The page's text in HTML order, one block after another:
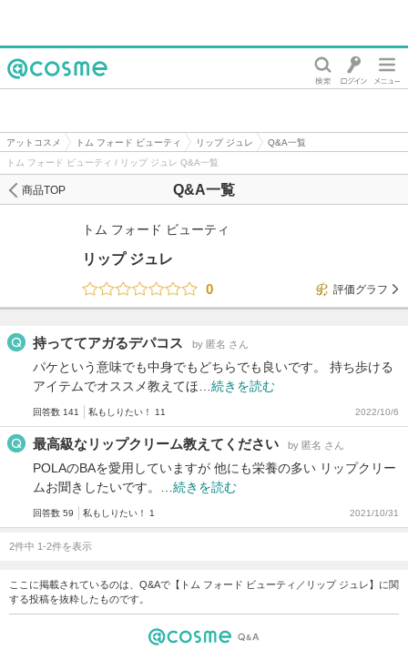
アットコスメ トム フォード ビューティ リップ ジュレ
Q&A一覧
トム フォード ビューティ / リップ ジュレ Q&A一覧
Q&A一覧
商品TOP
トム フォード ビューティ
リップ ジュレ
0
評価グラフ
持っててアガるデパコス by 匿名 さん
パケという意味でも中身でもどちらでも良いです。 持ち歩ける
アイテムでオススメ教えてほ… 続きを読む
回答数 141 私もしりたい！ 11 2022/10/6
最高級なリップクリーム教えてください by 匿名 さん
POLAのBAを愛用していますが 他にも栄養の多い リップクリー
ムお聞きしたいです。… 続きを読む
回答数 59 私もしりたい！ 1 2021/10/31
2件中 1-2件を表示
ここに掲載されているのは、Q&Aで【トム フォード ビューティ／リップ ジュレ】に関
する投稿を抜粋したものです。